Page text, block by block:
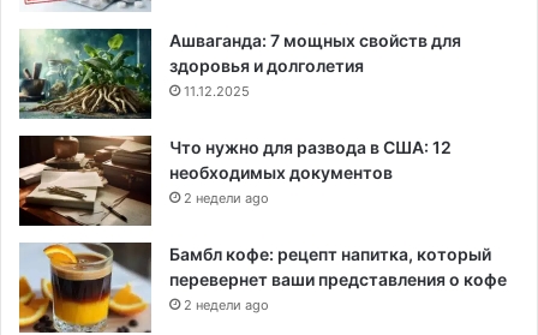
Ашваганда: 7 мощных свойств для
здоровья и долголетия
11.12.2025
Что нужно для развода в США: 12
необходимых документов
2 недели ago
Бамбл кофе: рецепт напитка, который
перевернет ваши представления о кофе
2 недели ago